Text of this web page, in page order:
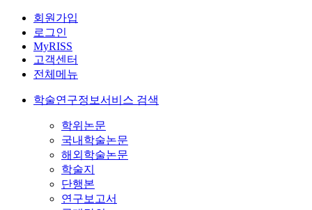
회원가입
로그인
MyRISS
고객센터
전체메뉴
학술연구정보서비스 검색
학위논문
국내학술논문
해외학술논문
학술지
단행본
연구보고서